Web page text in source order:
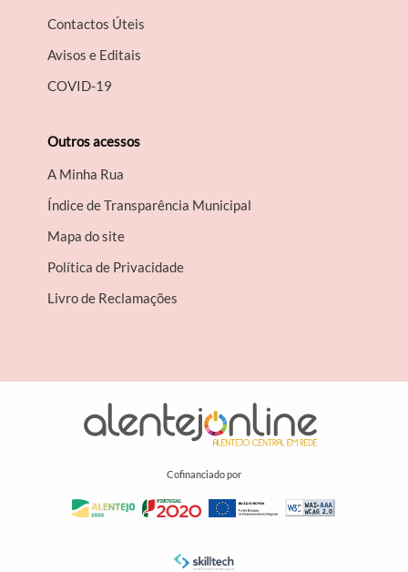
Contactos Úteis
Avisos e Editais
COVID-19
Outros acessos
A Minha Rua
Índice de Transparência Municipal
Mapa do site
Política de Privacidade
Livro de Reclamações
Cofinanciado por